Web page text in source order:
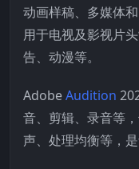
动画样稿、多媒体
用于电视及影视片
告、动漫等。
AdobeAudition
音、剪辑、录音等
声、处理均衡等，